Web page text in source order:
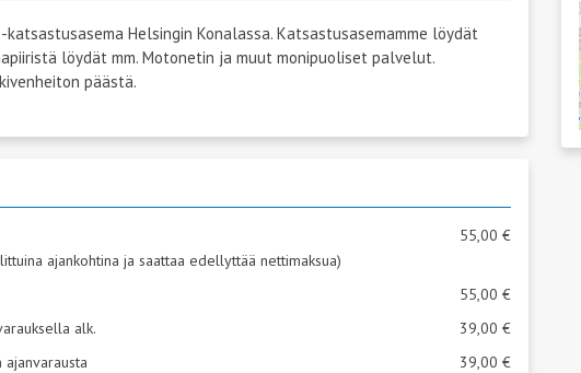
Helsingin Konalassa. Katsastusasemamme löydät
löydät mm. Motonetin ja muut monipuoliset palvelut.
päästä.
55,00 €
ajankohtina ja saattaa edellyttää nettimaksua)
55,00 €
alk.
39,00 €
39,00 €